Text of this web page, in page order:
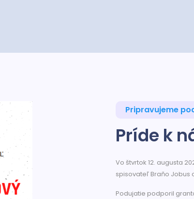
Pripravujeme
Príde k
Vo štvrtok 12. augusta
spisovateľ Braňo Jobus
Podujatie podporil